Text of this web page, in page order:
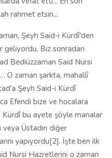
Üstadın diğer
Nursi Hazretlerini o zaman
Ama bu kadarla kaldı…
vardır ki, şu anda
gitmişti. Bayram Yüksel
Bayram ağabey ona
anlatırdı. Rıza Baykal
kendisine; orada
de o zaman müftü efendinin